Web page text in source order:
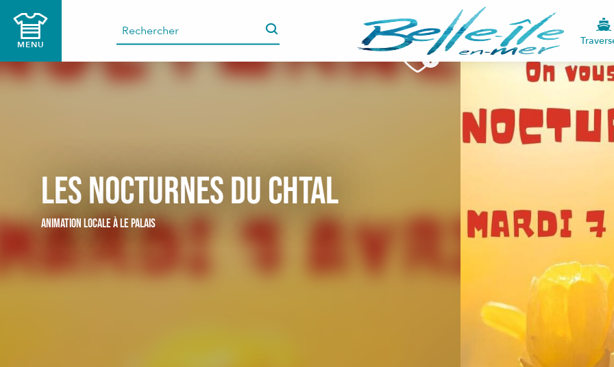
contenu
MENU
Les Nocturnes du Chtal
ANIMATION LOCALEÀ LE PALAIS